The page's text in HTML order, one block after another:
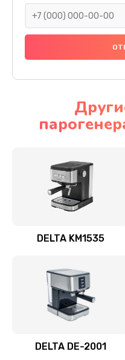
DELTA KM1535
DELTA DE-2001